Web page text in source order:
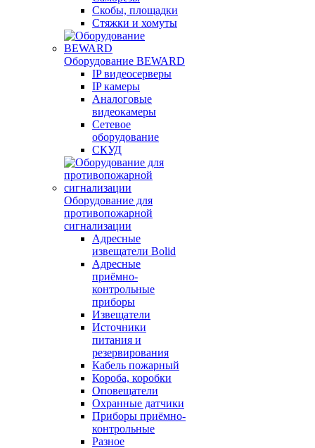
Скобы, площадки
Стяжки и хомуты
Оборудование BEWARD
IP видеосерверы
IP камеры
Аналоговые
видеокамеры
Сетевое
оборудование
СКУД
Оборудование для
противопожарной
сигнализации
Адресные
извещатели Bolid
Адресные
приёмно-
контрольные
приборы
Извещатели
Источники
питания и
резервирования
Кабель пожарный
Короба, коробки
Оповещатели
Охранные датчики
Приборы приёмно-
контрольные
Разное